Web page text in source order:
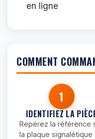
en ligne
COMMENT
1
IDENTIFIEZ LA
Repérez la référence
la plaque signalétique